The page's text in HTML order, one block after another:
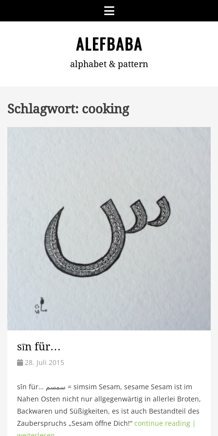
Menu
ALEFBABA
alphabet & pattern
Schlagwort: cooking
sīn für…
28. Juli 2015
sīn für… سمسم = simsim Sesam, sesame Sesam ist im
Nahen Osten nicht nur allgegenwärtig in allerlei Broten,
Backwaren und Süßigkeiten, es ist auch Bestandteil des
Zauberspruchs „Sesam öffne Dich!“ continue reading |